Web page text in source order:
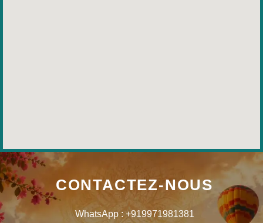
CONTACTEZ-NOUS
WhatsApp : +919971981381